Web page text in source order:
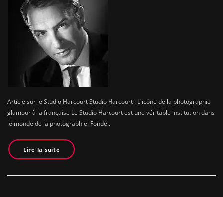
Article sur le Studio Harcourt Studio Harcourt : L'icône de la photographie
glamour à la française Le Studio Harcourt est une véritable institution dans
le monde de la photographie. Fondé…
Lire la suite